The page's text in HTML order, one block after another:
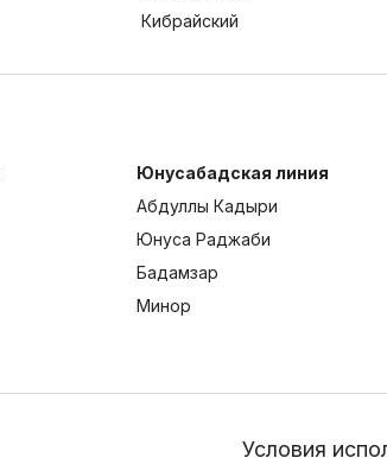
Кибрайский
Юнусабадская линия
Абдуллы Кадыри
Юнуса Раджаби
Бадамзар
Минор
Условия